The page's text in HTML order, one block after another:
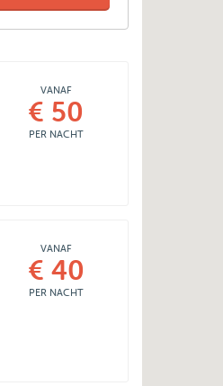
VANAF
€ 50
PER NACHT
VANAF
€ 40
PER NACHT